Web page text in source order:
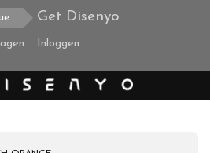
Get Disenyo
Inloggen